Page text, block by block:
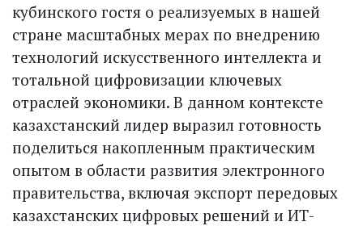
кубинского гостя о реализуемых в нашей
стране масштабных мерах по внедрению
технологий искусственного интеллекта и
тотальной цифровизации ключевых
отраслей экономики. В данном контексте
казахстанский лидер выразил готовность
поделиться накопленным практическим
опытом в области развития электронного
правительства, включая экспорт передовых
казахстанских цифровых решений и ИТ-